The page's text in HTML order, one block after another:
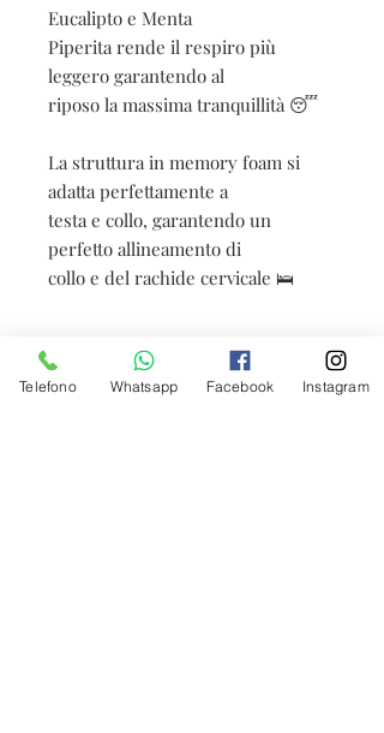
Eucalipto e Menta
Piperita rende il respiro più
leggero garantendo al
riposo la massima tranquillità 😴
La struttura in memory foam si
adatta perfettamente a
testa e collo, garantendo un
perfetto allineamento di
collo e del rachide cervicale 🛌
Telefono Whatsapp Facebook Instagram